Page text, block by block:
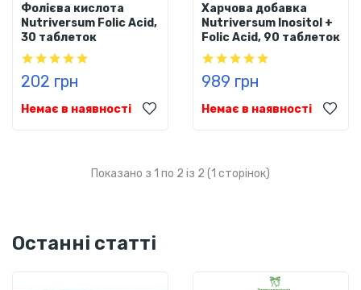
Фолієва кислота
Nutriversum Folic Acid,
30 таблеток
202 грн
Немає в наявності
Харчова добавка
Nutriversum Inositol +
Folic Acid, 90 таблеток
989 грн
Немає в наявності
Показано з 1 по 2 із 2 (1 сторінок)
Останні статті